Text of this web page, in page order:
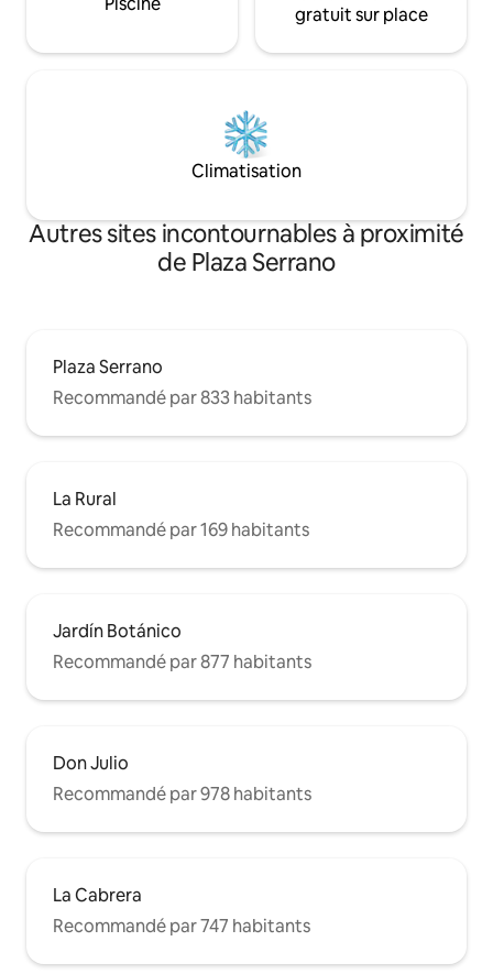
gratuit sur place
Climatisation
Autres sites incontournables à proximité
de Plaza Serrano
Plaza Serrano
Recommandé par 833 habitants
La Rural
Recommandé par 169 habitants
Jardín Botánico
Recommandé par 877 habitants
Don Julio
Recommandé par 978 habitants
La Cabrera
Recommandé par 747 habitants